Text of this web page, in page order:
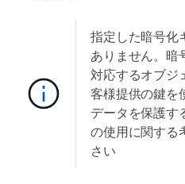
指定した暗号化
ありません。暗
対応するオブジ
客様提供の鍵を
データを保護す
の使用に関する
さい